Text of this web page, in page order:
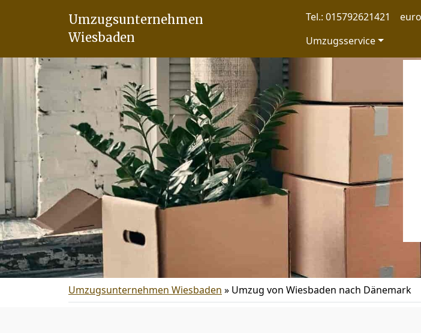
Umzugsunternehmen
Wiesbaden
Tel.: 015792621421
Umzugsservice
Umzugsunternehmen Wiesbaden » Umzug von Wiesbaden nach Dänemark